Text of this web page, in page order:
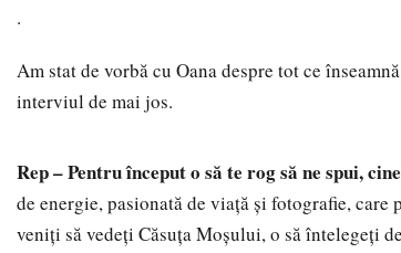
.
Am stat de vorbă cu Oana despre tot ce
interviul de mai jos.
Rep – Pentru început o să te rog să ne spui,
de energie, pasionată de viaţă şi fotografie,
veniţi să vedeţi Căsuţa Moşului, o să întelegeţi